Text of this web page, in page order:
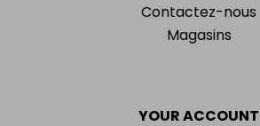
Contactez-nous
Magasins
YOUR ACCOUNT